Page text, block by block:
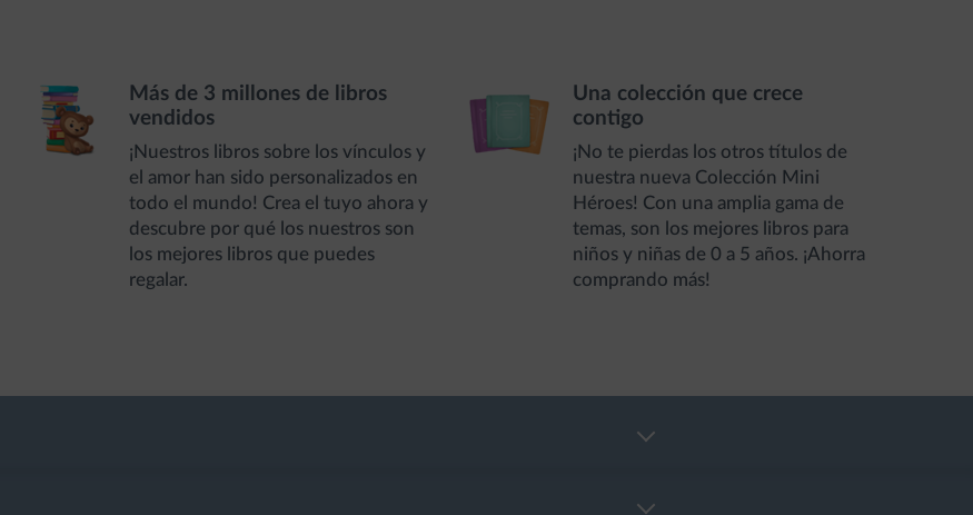
Más de 3 millones de libros
vendidos
¡Nuestros libros sobre los vínculos y
el amor han sido personalizados en
todo el mundo! Crea el tuyo ahora y
descubre por qué los nuestros son
los mejores libros que puedes
regalar.
Una colección que crece
contigo
¡No te pierdas los otros títulos de
nuestra nueva Colección Mini
Héroes! Con una amplia gama de
temas, son los mejores libros para
niños y niñas de 0 a 5 años. ¡Ahorra
comprando más!